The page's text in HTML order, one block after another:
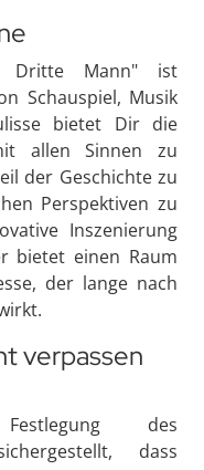
Dritte Mann" ist
Schauspiel, Musik
bietet Dir die
allen Sinnen zu
der Geschichte zu
Perspektiven zu
Inszenierung
bietet einen Raum
der lange nach
verpassen
des
dass